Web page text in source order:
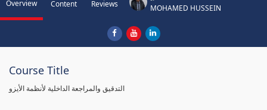
Overview Content Reviews
MOHAMED HUSSEIN
Course Title
التدقيق والمراجعة الداخلية لأنظمة الأيزو